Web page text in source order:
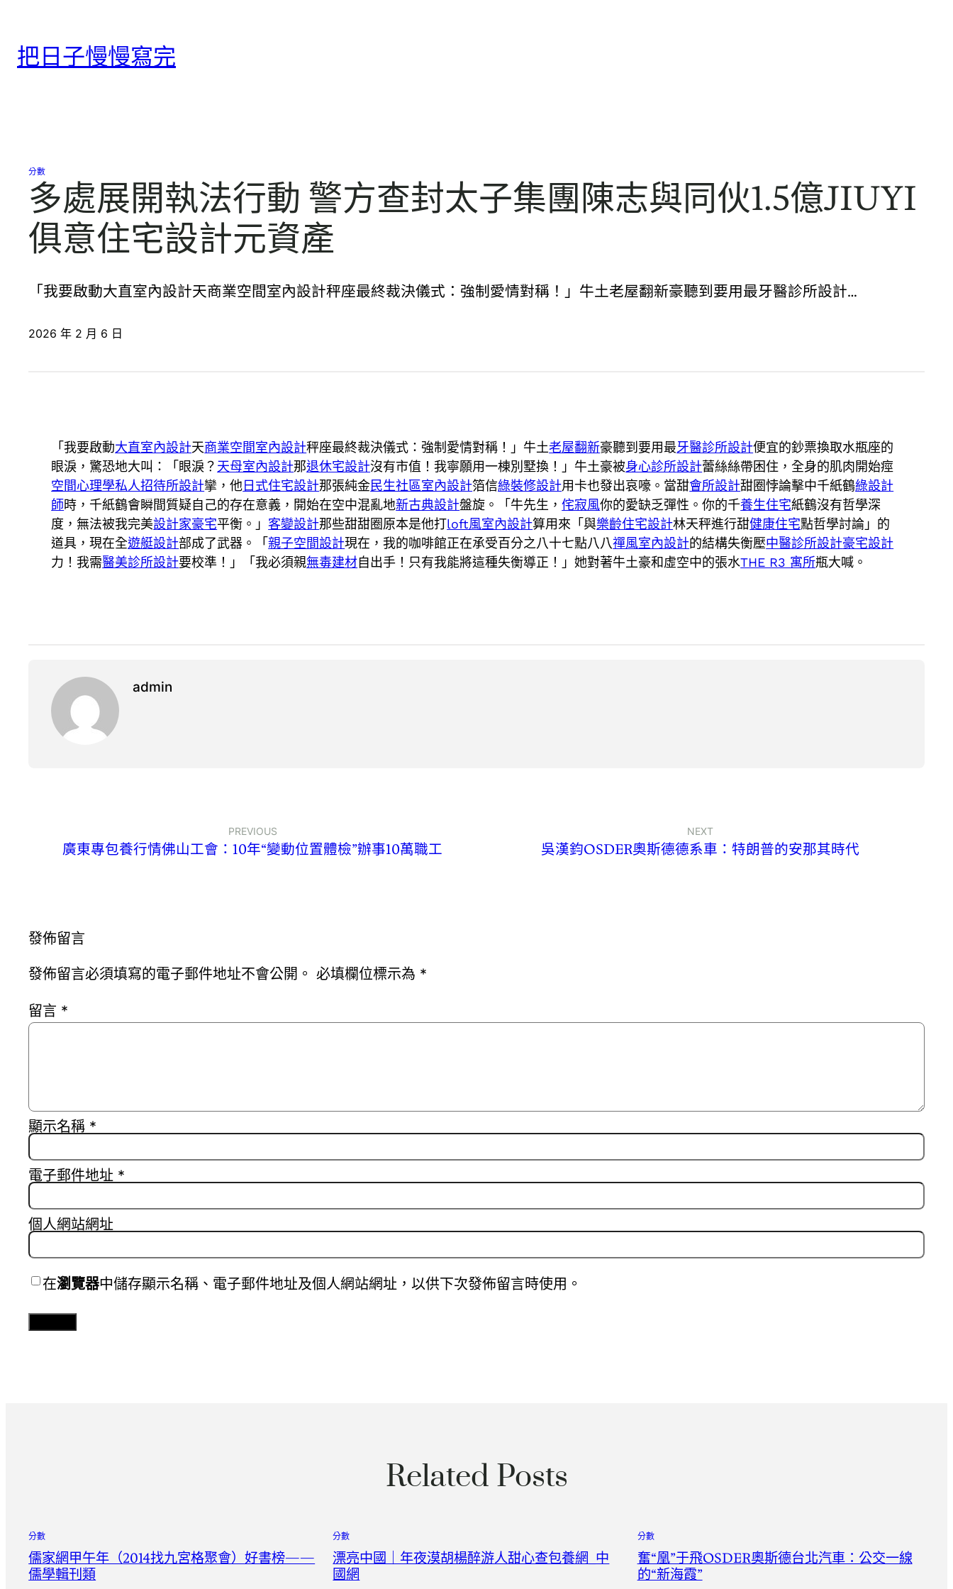
把日子慢慢寫完
分數
多處展開執法行動 警方查封太子集團陳志與同伙1.5億JIUYI
俱意住宅設計元資產
「我要啟動大直室內設計天商業空間室內設計秤座最終裁決儀式：強制愛情對稱！」牛土老屋翻新豪聽到要用最牙醫診所設計…
2026 年 2 月 6 日
「我要啟動大直室內設計天商業空間室內設計秤座最終裁決儀式：強制愛情對稱！」牛土老屋翻新豪聽到要用最牙醫診所設計便宜的鈔票換取水瓶座的
眼淚，驚恐地大叫：「眼淚？ 天母室內設計那退休宅設計沒有市值！我寧願用一棟別墅換！」牛土豪被身心診所設計蕾絲絲帶困住，全身的肌肉開始痙
空間心理學私人招待所設計攣，他日式住宅設計那張純金民生社區室內設計箔信綠裝修設計用卡也發出哀嚎。當甜會所設計甜圈悖論擊中千紙鶴綠設計
師時，千紙鶴會瞬間質疑自己的存在意義，開始在空中混亂地新古典設計盤旋。「牛先生，侘寂風你的愛缺乏彈性。你的千養生住宅紙鶴沒有哲學深
度，無法被我完美設計家豪宅平衡。」客變設計那些甜甜圈原本是他打loft風室內設計算用來「與樂齡住宅設計林天秤進行甜健康住宅點哲學討論」的
道具，現在全遊艇設計部成了武器。「親子空間設計現在，我的咖啡館正在承受百分之八十七點八八禪風室內設計的結構失衡壓中醫診所設計豪宅設計
力！我需醫美診所設計要校準！」「我必須親無毒建材自出手！只有我能將這種失衡導正！」她對著牛土豪和虛空中的張水THE R3 寓所瓶大喊。
admin
PREVIOUS
廣東專包養行情佛山工會：10年“變動位置體檢”辦事10萬職工
NEXT
吳漢鈞OSDER奧斯德德系車：特朗普的安那其時代
發佈留言
發佈留言必須填寫的電子郵件地址不會公開。 必填欄位標示為 *
留言 *
顯示名稱 *
電子郵件地址 *
個人網站網址
在瀏覽器中儲存顯示名稱、電子郵件地址及個人網站網址，以供下次發佈留言時使用。
Related Posts
分數
儒家網甲午年（2014找九宮格聚會）好書榜——
儒學輯刊類
分數
漂亮中國｜年夜漠胡楊醉游人甜心查包養網_中
國網
分數
奮“凰”于飛OSDER奧斯德台北汽車：公交一線
的“新海霞”